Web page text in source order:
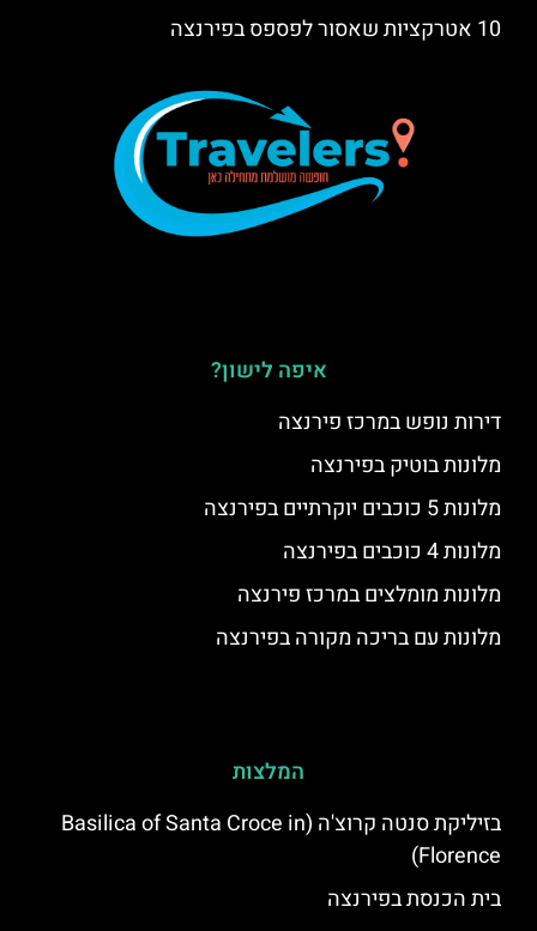
10 אטרקציות שאסור לפספס בפירנצה
איפה לישון?
דירות נופש במרכז פירנצה
מלונות בוטיק בפירנצה
מלונות 5 כוכבים יוקרתיים בפירנצה
מלונות 4 כוכבים בפירנצה
מלונות מומלצים במרכז פירנצה
מלונות עם בריכה מקורה בפירנצה
המלצות
בזיליקת סנטה קרוצ'ה (Basilica of Santa Croce in
Florence)
בית הכנסת בפירנצה